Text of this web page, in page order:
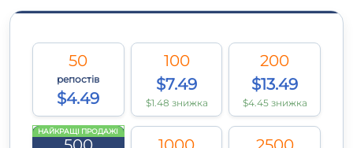
50
репостів
$4.49
100
$7.49
$1.48 знижка
200
$13.49
$4.45 знижка
НАЙКРАЩІ ПРОДАЖІ